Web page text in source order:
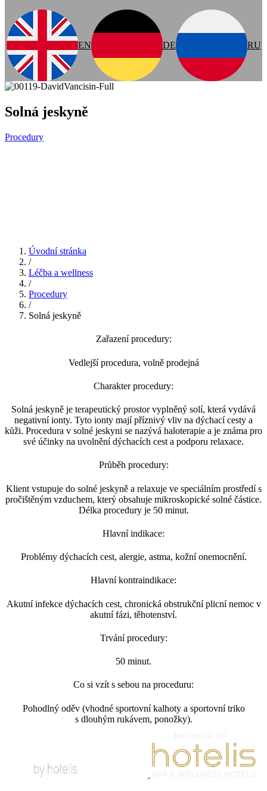
EN DE RU
Solná jeskyně
Procedury
Úvodní stránka
/
Léčba a wellness
/
Procedury
/
Solná jeskyně
Zařazení procedury:
Vedlejší procedura, volně prodejná
Charakter procedury:
Solná jeskyně je terapeutický prostor vyplněný solí, která vydává
negativní ionty. Tyto ionty mají příznivý vliv na dýchací cesty a
kůži. Procedura v solné jeskyni se nazývá haloterapie a je známa pro
své účinky na uvolnění dýchacích cest a podporu relaxace.
Průběh procedury:
Klient vstupuje do solné jeskyně a relaxuje ve speciálním prostředí s
pročištěným vzduchem, který obsahuje mikroskopické solné částice.
Délka procedury je 50 minut.
Hlavní indikace:
Problémy dýchacích cest, alergie, astma, kožní onemocnění.
Hlavní kontraindikace:
Akutní infekce dýchacích cest, chronická obstrukční plicní nemoc v
akutní fázi, těhotenství.
Trvání procedury:
50 minut.
Co si vzít s sebou na proceduru:
Pohodlný oděv (vhodné sportovní kalhoty a sportovní triko
s dlouhým rukávem, ponožky).